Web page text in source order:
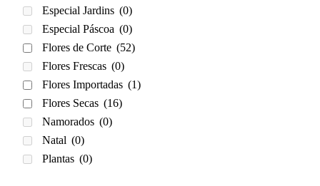
Especial Jardins (0)
Especial Páscoa (0)
Flores de Corte (52)
Flores Frescas (0)
Flores Importadas (1)
Flores Secas (16)
Namorados (0)
Natal (0)
Plantas (0)